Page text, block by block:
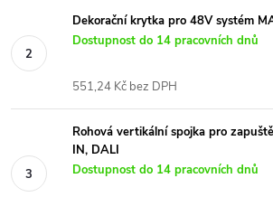
Dekorační krytka pro 48V systém
Dostupnost do 14 pracovních dnů
551,24 Kč bez DPH
Rohová vertikální spojka pro
IN, DALI
Dostupnost do 14 pracovních dnů